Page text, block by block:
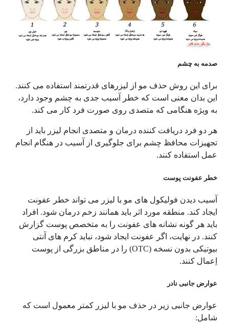
صدمه به چشم
برای این روش حذف مو از لیزرهای قدرتمند استفاده می کنند.
این بدان معنی است که خطر آسیب جدی به چشم وجود دارد،
به ویژه هنگامی که متصدی روی صورت فرد کار می کند.
هر دو فرد دریافت کننده درمان و متصدی انجام لیزر باید از
تجهیزات محافظ چشم برای جلوگیری از آسیب در هنگام انجام
عمل استفاده کنند.
خطر عفونت پوست
آسیب دیدن فولیکول های مو با لیزر می تواند خطر عفونت
ایجاد کند. منطقه مورد اثر باید همانند زخم درمان شود. افراد
باید هر گونه نشانه های عفونت را به متخصص پوست گزارش
کنند. در نهایت، اگر عفونت ایجاد شود، نباید کرم های آنتی
بیوتیکی بدون نسخه (OTC) را در مناطق بزرگی از پوست
اِعمال کنند.
عوارض جانبی نادر
عوارض جانبی زیر در حذف مو با لیزر کمتر معمول است که
شامل: